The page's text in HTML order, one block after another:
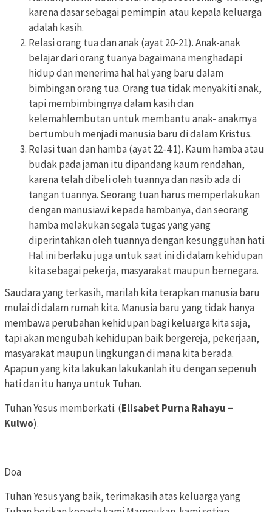
karena dasar sebagai pemimpin atau kepala keluarga
adalah kasih.
Relasi orang tua dan anak (ayat 20-21). Anak-anak
belajar dari orang tuanya bagaimana menghadapi
hidup dan menerima hal hal yang baru dalam
bimbingan orang tua. Orang tua tidak menyakiti anak,
tapi membimbingnya dalam kasih dan
kelemahlembutan untuk membantu anak- anakmya
bertumbuh menjadi manusia baru di dalam Kristus.
Relasi tuan dan hamba (ayat 22-4:1). Kaum hamba atau
budak pada jaman itu dipandang kaum rendahan,
karena telah dibeli oleh tuannya dan nasib ada di
tangan tuannya. Seorang tuan harus memperlakukan
dengan manusiawi kepada hambanya, dan seorang
hamba melakukan segala tugas yang yang
diperintahkan oleh tuannya dengan kesungguhan hati.
Hal ini berlaku juga untuk saat ini di dalam kehidupan
kita sebagai pekerja, masyarakat maupun bernegara.
Saudara yang terkasih, marilah kita terapkan manusia baru
mulai di dalam rumah kita. Manusia baru yang tidak hanya
membawa perubahan kehidupan bagi keluarga kita saja,
tapi akan mengubah kehidupan baik bergereja, pekerjaan,
masyarakat maupun lingkungan di mana kita berada.
Apapun yang kita lakukan lakukanlah itu dengan sepenuh
hati dan itu hanya untuk Tuhan.
Tuhan Yesus memberkati. (Elisabet Purna Rahayu –
Kulwo).
Doa
Tuhan Yesus yang baik, terimakasih atas keluarga yang